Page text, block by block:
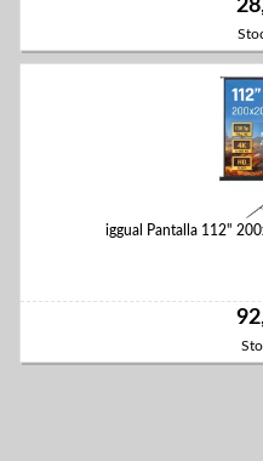
iggual Pantalla 112"